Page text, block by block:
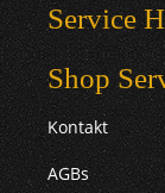
Service
Shop
Kontakt
AGBs